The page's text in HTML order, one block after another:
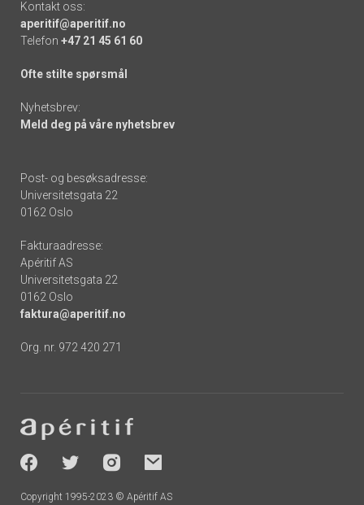
Kontakt oss:
aperitif@aperitif.no
Telefon +47 21 45 61 60
Ofte stilte spørsmål
Nyhetsbrev:
Meld deg på våre nyhetsbrev
Post- og besøksadresse:
Universitetsgata 22
0162 Oslo
Fakturaadresse:
Apéritif AS
Universitetsgata 22
0162 Oslo
faktura@aperitif.no
Org. nr. 972 420 271
-
socials
Copyright 1995-2023 © Apéritif AS